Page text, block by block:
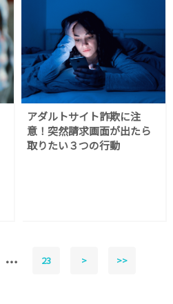
アダルトサイト詐欺に注
意！突然請求画面が出たら
取りたい３つの行動
23 > >>